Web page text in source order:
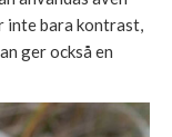
inte bara kontrast,
ger också en